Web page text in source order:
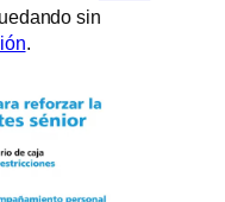
sin
.